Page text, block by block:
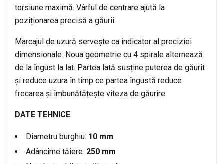
torsiune maximă. Vârful de centrare ajută la
poziționarea precisă a găurii.
Marcajul de uzură servește ca indicator al preciziei
dimensionale. Noua geometrie cu 4 spirale alternează
de la îngust la lat. Partea lată susține puterea de găurit
și reduce uzura în timp ce partea îngustă reduce
frecarea și îmbunătățește viteza de găurire.
DATE TEHNICE
Diametru burghiu: 10 mm
Adâncime tăiere: 250 mm